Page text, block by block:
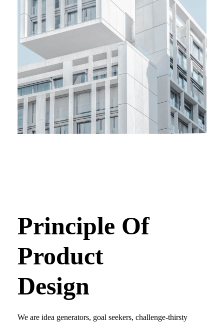
Principle Of
Product
Design
We are idea generators, goal seekers, challenge-thirsty